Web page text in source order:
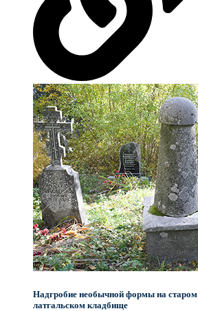
Надгробие необычной формы на старом
латгальском кладбище